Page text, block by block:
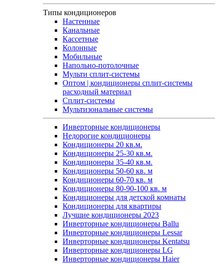
Типы кондиционеров
Настенные
Канальные
Кассетные
Колонные
Мобильные
Напольно-потолочные
Мульти сплит-системы
Оптом | кондиционеры сплит-системы
расходный материал
Сплит-системы
Мультизональные системы
Инверторные кондиционеры
Недорогие кондиционеры
Кондиционеры 20 кв.м.
Кондиционеры 25-30 кв.м.
Кондиционеры 35-40 кв.м.
Кондиционеры 50-60 кв. м
Кондиционеры 60-70 кв. м
Кондиционеры 80-90-100 кв. м
Кондиционеры для детской комнаты
Кондиционеры для квартиры
Лучшие кондиционеры 2023
Инверторные кондиционеры Ballu
Инверторные кондиционеры Lessar
Инверторные кондиционеры Kentatsu
Инверторные кондиционеры LG
Инверторные кондиционеры Haier